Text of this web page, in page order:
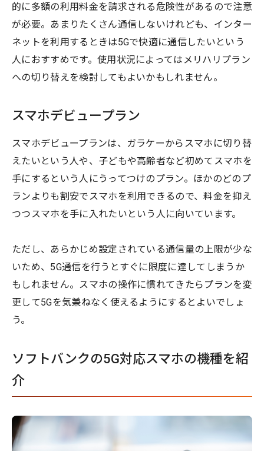
的に多額の利用料金を請求される危険性があるので注意
が必要。あまりたくさん通信しないけれども、インター
ネットを利用するときは5Gで快適に通信したいという
人におすすめです。使用状況によってはメリハリプラン
への切り替えを検討してもよいかもしれません。
スマホデビュープラン
スマホデビュープランは、ガラケーからスマホに切り替
えたいという人や、子どもや高齢者など初めてスマホを
手にするという人にうってつけのプラン。ほかのどのプ
ランよりも割安でスマホを利用できるので、料金を抑え
つつスマホを手に入れたいという人に向いています。
ただし、あらかじめ設定されている通信量の上限が少な
いため、5G通信を行うとすぐに限度に達してしまうか
もしれません。スマホの操作に慣れてきたらプランを変
更して5Gを気兼ねなく使えるようにするとよいでしょ
う。
ソフトバンクの5G対応スマホの機種を紹
介